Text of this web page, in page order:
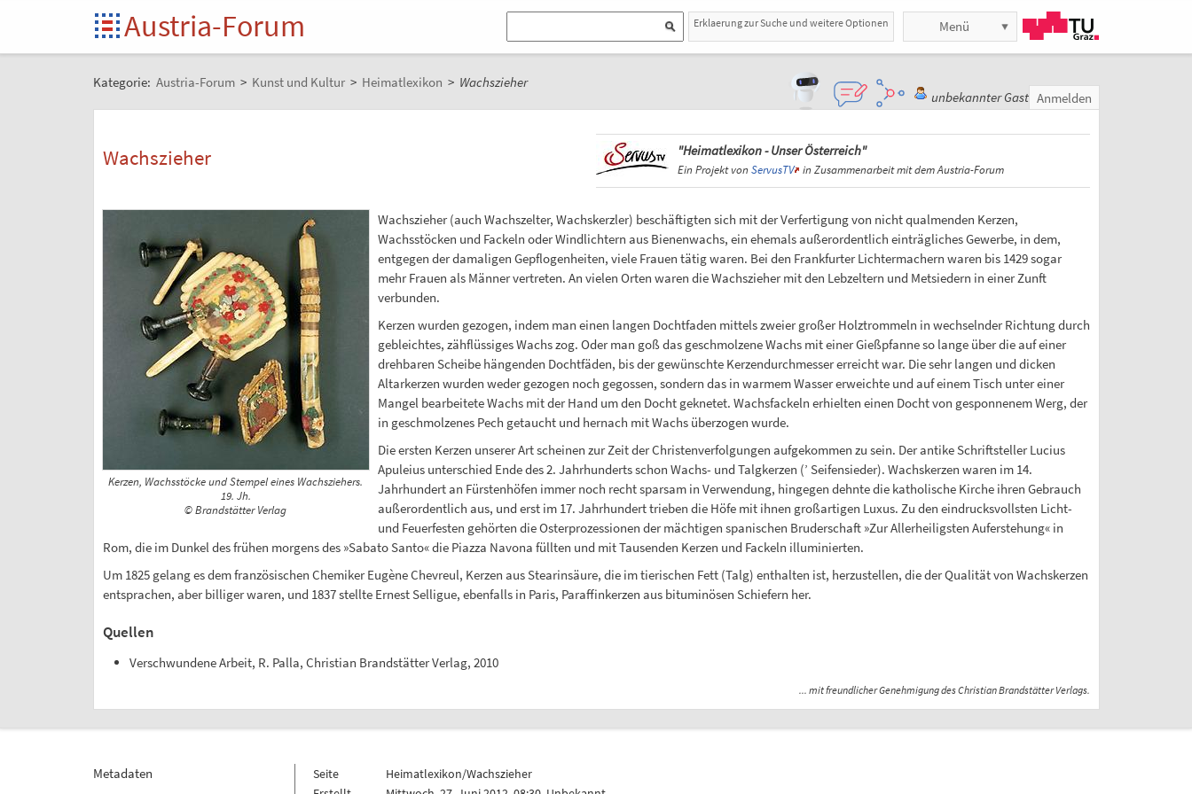
Austria-Forum Erklaerung zur Suche und weitere Optionen Menü
Kategorie: Austria-Forum > Kunst und Kultur > Heimatlexikon > Wachszieher
unbekannter Gast Anmelden
Wachszieher "Heimatlexikon - Unser Österreich"
Ein Projekt von ServusTV in Zusammenarbeit mit dem Austria-Forum
Kerzen, Wachsstöcke und Stempel eines Wachsziehers.
19. Jh.
© Brandstätter Verlag
Wachszieher (auch Wachszelter, Wachskerzler) beschäftigten sich mit der Verfertigung von nicht qualmenden Kerzen,
Wachsstöcken und Fackeln oder Windlichtern aus Bienenwachs, ein ehemals außerordentlich einträgliches Gewerbe, in dem,
entgegen der damaligen Gepflogenheiten, viele Frauen tätig waren. Bei den Frankfurter Lichtermachern waren bis 1429 sogar
mehr Frauen als Männer vertreten. An vielen Orten waren die Wachszieher mit den Lebzeltern und Metsiedern in einer Zunft
verbunden.
Kerzen wurden gezogen, indem man einen langen Dochtfaden mittels zweier großer Holztrommeln in wechselnder Richtung durch
gebleichtes, zähflüssiges Wachs zog. Oder man goß das geschmolzene Wachs mit einer Gießpfanne so lange über die auf einer
drehbaren Scheibe hängenden Dochtfäden, bis der gewünschte Kerzendurchmesser erreicht war. Die sehr langen und dicken
Altarkerzen wurden weder gezogen noch gegossen, sondern das in warmem Wasser erweichte und auf einem Tisch unter einer
Mangel bearbeitete Wachs mit der Hand um den Docht geknetet. Wachsfackeln erhielten einen Docht von gesponnenem Werg, der
in geschmolzenes Pech getaucht und hernach mit Wachs überzogen wurde.
Die ersten Kerzen unserer Art scheinen zur Zeit der Christenverfolgungen aufgekommen zu sein. Der antike Schriftsteller Lucius
Apuleius unterschied Ende des 2. Jahrhunderts schon Wachs- und Talgkerzen (’ Seifensieder). Wachskerzen waren im 14.
Jahrhundert an Fürstenhöfen immer noch recht sparsam in Verwendung, hingegen dehnte die katholische Kirche ihren Gebrauch
außerordentlich aus, und erst im 17. Jahrhundert trieben die Höfe mit ihnen großartigen Luxus. Zu den eindrucksvollsten Licht-
und Feuerfesten gehörten die Osterprozessionen der mächtigen spanischen Bruderschaft »Zur Allerheiligsten Auferstehung« in
Rom, die im Dunkel des frühen morgens des »Sabato Santo« die Piazza Navona füllten und mit Tausenden Kerzen und Fackeln illuminierten.
Um 1825 gelang es dem französischen Chemiker Eugène Chevreul, Kerzen aus Stearinsäure, die im tierischen Fett (Talg) enthalten ist, herzustellen, die der Qualität von Wachskerzen
entsprachen, aber billiger waren, und 1837 stellte Ernest Selligue, ebenfalls in Paris, Paraffinkerzen aus bituminösen Schiefern her.
Quellen
Verschwundene Arbeit, R. Palla, Christian Brandstätter Verlag, 2010
... mit freundlicher Genehmigung des Christian Brandstätter Verlags.
Metadaten Seite
Heimatlexikon/Wachszieher